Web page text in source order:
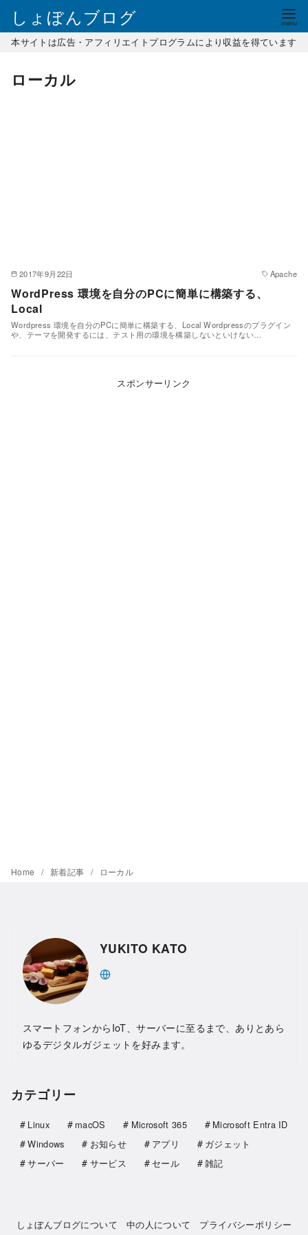
しょぼんブログ
本サイトは広告・アフィリエイトプログラムにより収益を得ています
ローカル
2017年9月22日 Apache
WordPress 環境を自分のPCに簡単に構築する、
Local
Wordpress 環境を自分のPCに簡単に構築する、Local Wordpressのプラグイン
や、テーマを開発するには、テスト用の環境を構築しないといけない…
スポンサーリンク
Home 新着記事 ローカル
YUKITO KATO
スマートフォンからIoT、サーバーに至るまで、ありとあら
ゆるデジタルガジェットを好みます。
カテゴリー
Linux macOS Microsoft 365
Microsoft Entra ID
Windows
お知らせ アプリ
ガジェット
サーバー
サービス セール 雑記
しょぼんブログについて 中の人について プライバシーポリシー